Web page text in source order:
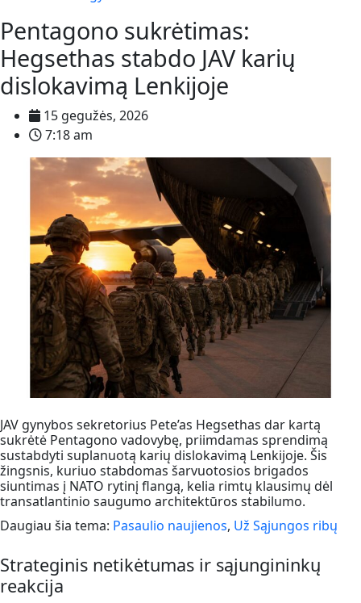
Pentagono sukrėtimas:
Hegsethas stabdo JAV karių
dislokavimą Lenkijoje
15 gegužės, 2026
7:18 am
JAV gynybos sekretorius Pete’as Hegsethas dar kartą
sukrėtė Pentagono vadovybę, priimdamas sprendimą
sustabdyti suplanuotą karių dislokavimą Lenkijoje. Šis
žingsnis, kuriuo stabdomas šarvuotosios brigados
siuntimas į NATO rytinį flangą, kelia rimtų klausimų dėl
transatlantinio saugumo architektūros stabilumo.
Daugiau šia tema: Pasaulio naujienos, Už Sąjungos ribų
Strateginis netikėtumas ir sąjungininkų
reakcija